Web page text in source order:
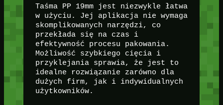
Taśma PP 19mm jest niezwykle łatwa
w użyciu. Jej aplikacja nie wymaga
skomplikowanych narzędzi, co
przekłada się na czas i
efektywność procesu pakowania.
Możliwość szybkiego cięcia i
przyklejania sprawia, że jest to
idealne rozwiązanie zarówno dla
dużych firm, jak i indywidualnych
użytkowników.